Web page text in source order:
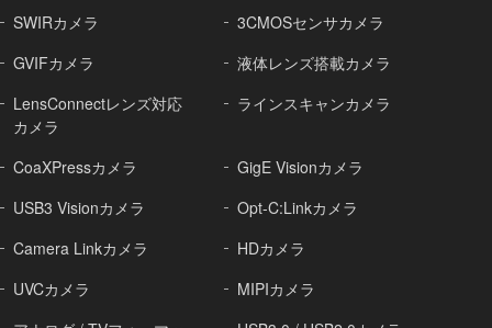
SWIRカメラ
3CMOSセンサカメラ
GVIFカメラ
液体レンズ搭載カメラ
LensConnectレンズ対応
カメラ
ラインスキャンカメラ
CoaXPressカメラ
GigE Visionカメラ
USB3 Visionカメラ
Opt-C:Linkカメラ
Camera Linkカメラ
HDカメラ
UVCカメラ
MIPIカメラ